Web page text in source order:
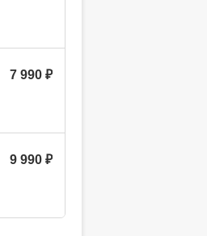
7 990
9 990